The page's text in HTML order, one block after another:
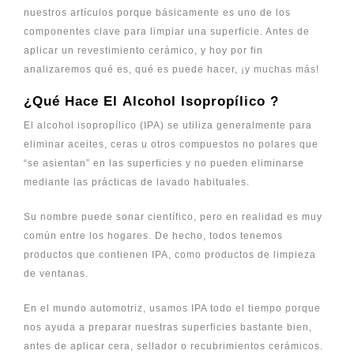
nuestros artículos porque básicamente es uno de los
componentes clave para limpiar una superficie. Antes de
aplicar un revestimiento cerámico, y hoy por fin
analizaremos qué es, qué es puede hacer, ¡y muchas más!
¿Qué Hace El Alcohol Isopropílico ?
El alcohol isopropílico (IPA) se utiliza generalmente para
eliminar aceites, ceras u otros compuestos no polares que
“se asientan” en las superficies y no pueden eliminarse
mediante las prácticas de lavado habituales.
Su nombre puede sonar científico, pero en realidad es muy
común entre los hogares. De hecho, todos tenemos
productos que contienen IPA, como productos de limpieza
de ventanas.
En el mundo automotriz, usamos IPA todo el tiempo porque
nos ayuda a preparar nuestras superficies bastante bien,
antes de aplicar cera, sellador o recubrimientos cerámicos.